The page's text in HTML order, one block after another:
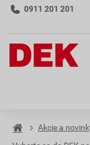
0911 201 201
Akcie a